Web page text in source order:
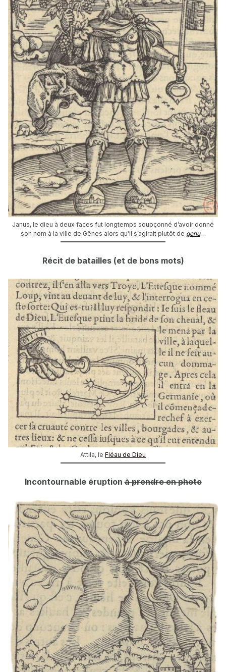
Janus, le dieu à deux faces fut longtemps soupçonné d’avoir donné
son nom à la ville de Gênes alors qu’il s’agirait plutôt de genu…
Récit de batailles (et de bons mots)
Attila, le Fléau de Dieu
Incontournable éruptionà prendre en photo